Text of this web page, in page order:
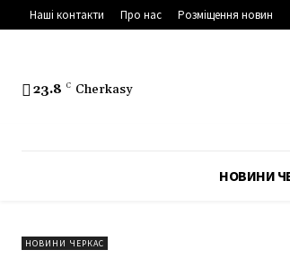
Наші контакти Про нас Розміщення новин
23.8 C Cherkasy
НОВИНИ
НОВИНИ ЧЕРКАС